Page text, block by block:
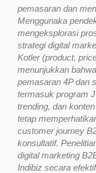
pemasaran dan
Menggunaka
mengeksplorasi
strategi digital
Kotler (product,
menunjukkan
pemasaran 4P dan
termasuk program
trending, dan
tetap
customer journey
konsultatif.
digital marketing
Indibiz secara